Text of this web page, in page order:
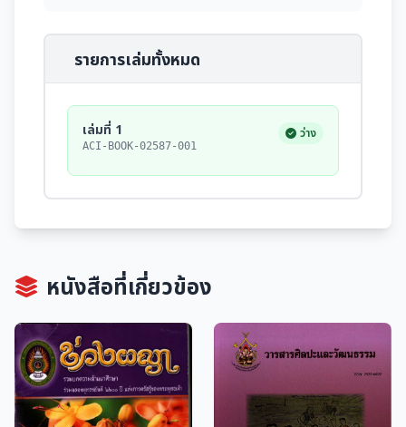
รายการเล่มทั้งหมด
เล่มที่ 1
ACI-BOOK-02587-001
ว่าง
หนังสือที่เกี่ยวข้อง